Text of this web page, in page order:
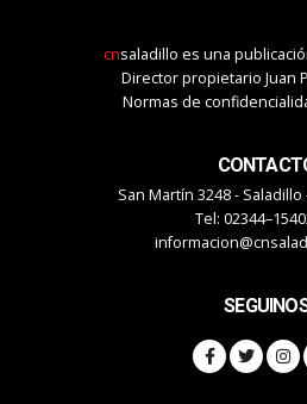
cnsaladillo es una
Director propietario Juan
Normas de
San Martín 3248 - Saladillo
Tel: